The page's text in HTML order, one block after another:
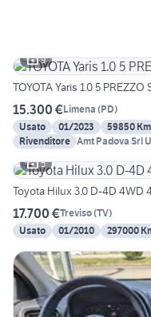
9
TOYOTA Yaris 1.0 5
15.300 €Limena (PD)
Usato
01/2023 59850 Km
Rivenditore Amt Padova Srl
5
Toyota Hilux 3.0 D-4D 4WD
17.700 €Treviso(TV)
Usato
01/2010 297000